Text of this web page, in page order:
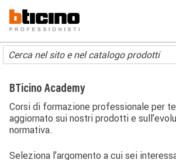
contenuto
principale
Main
navigation
BTicino Academy
Corsi di formazione professionale per
aggiornato sui nostri prodotti e
normativa.
Seleziona l’argomento a cui sei